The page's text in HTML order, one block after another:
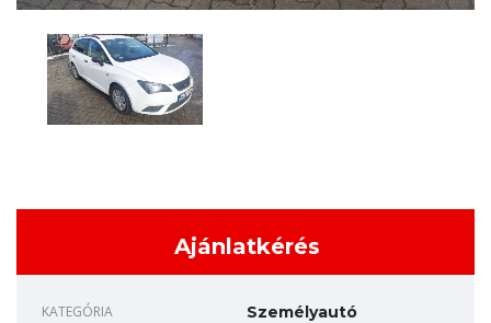
Ajánlatkérés
KATEGÓRIA Személyautó